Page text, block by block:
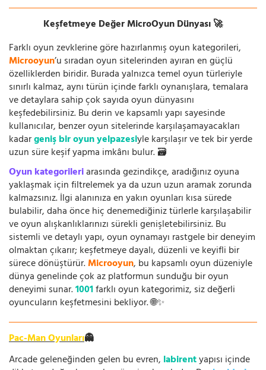
Keşfetmeye Değer MicroOyun Dünyası 🚀
Farklı oyun zevklerine göre hazırlanmış oyun kategorileri,
Microoyun’u sıradan oyun sitelerinden ayıran en güçlü
özelliklerden biridir. Burada yalnızca temel oyun türleriyle
sınırlı kalmaz, aynı türün içinde farklı oynanışlara, temalara
ve detaylara sahip çok sayıda oyun dünyasını
keşfedebilirsiniz. Bu derin ve kapsamlı yapı sayesinde
kullanıcılar, benzer oyun sitelerinde karşılaşamayacakları
kadargeniş bir oyun yelpazesiyle karşılaşır ve tek bir yerde
uzun süre keşif yapma imkânı bulur. 🗃️
Oyun kategorileriarasında gezindikçe, aradığınız oyuna
yaklaşmak için filtrelemek ya da uzun uzun aramak zorunda
kalmazsınız. İlgi alanınıza en yakın oyunları kısa sürede
bulabilir, daha önce hiç denemediğiniz türlerle karşılaşabilir
ve oyun alışkanlıklarınızı sürekli genişletebilirsiniz. Bu
sistemli ve detaylı yapı, oyun oynamayı rastgele bir deneyim
olmaktan çıkarır; keşfetmeye dayalı, düzenli ve keyifli bir
sürece dönüştürür.Microoyun, bu kapsamlı oyun düzeniyle
dünya genelinde çok az platformun sunduğu bir oyun
deneyimi sunar.1001farklı oyun kategorimiz, siz değerli
oyuncuların keşfetmesini bekliyor. 🌐✨
Pac-Man Oyunları👻
Arcade geleneğinden gelen bu evren, labirentyapısı içinde